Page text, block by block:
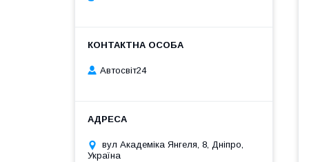
Автосвіт24
вул Академіка Янгеля, 8, Дніпро,
Україна